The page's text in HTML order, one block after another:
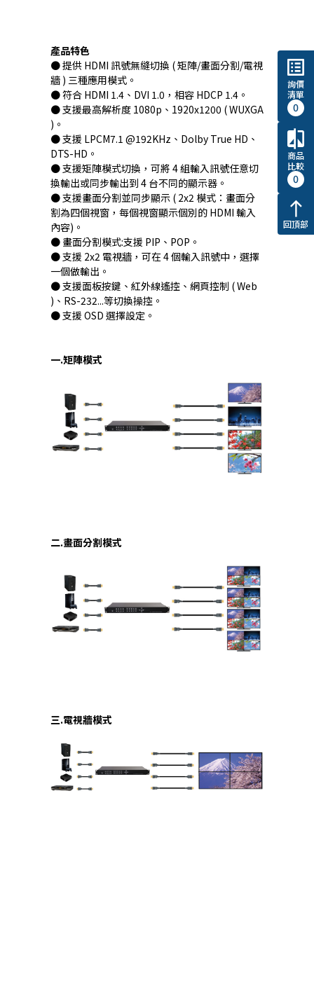
產品特色
● 提供 HDMI 訊號無縫切換 ( 矩陣/畫面分割/電視
牆 ) 三種應用模式。
● 符合 HDMI 1.4、DVI 1.0，相容 HDCP 1.4。
● 支援最高解析度 1080p、1920x1200 ( WUXGA
)。
● 支援 LPCM7.1 @192KHz、Dolby True HD、
DTS-HD。
● 支援矩陣模式切換，可將 4 組輸入訊號任意切
換輸出或同步輸出到 4 台不同的顯示器。
● 支援畫面分割並同步顯示 ( 2x2 模式：畫面分
割為四個視窗，每個視窗顯示個別的 HDMI 輸入
內容)。
● 畫面分割模式:支援 PIP、POP。
● 支援 2x2 電視牆，可在 4 個輸入訊號中，選擇
一個做輸出。
● 支援面板按鍵、紅外線遙控、網頁控制 ( Web
)、RS-232...等切換操控。
● 支援 OSD 選擇設定。
一.矩陣模式
二.畫面分割模式
三.電視牆模式
list_alt
詢價
清單
0
compare
商品
比較
0
north
回頂部